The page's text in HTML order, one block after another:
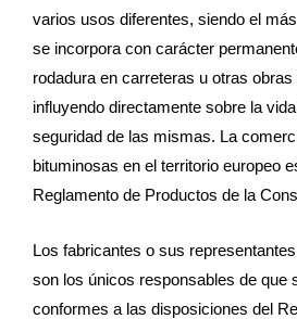
varios usos diferentes, siendo el
se incorpora con carácter
rodadura en carreteras u otras
influyendo directamente sobre la
seguridad de las mismas. La
bituminosas en el territorio europeo
Reglamento de Productos de la
Los fabricantes o sus
son los únicos responsables de que
conformes a las disposiciones del